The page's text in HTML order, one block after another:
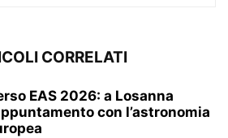
CORRELATI
EAS 2026: a Losanna
con l’astronomia